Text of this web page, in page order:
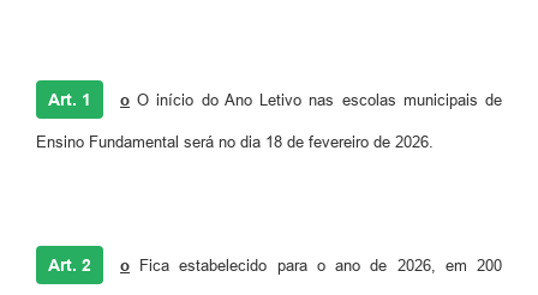
Art. 1 o O início do Ano Letivo nas escolas municipais de
Ensino Fundamental será no dia 18 de fevereiro de 2026.
Art. 2 o Fica estabelecido para o ano de 2026, em 200